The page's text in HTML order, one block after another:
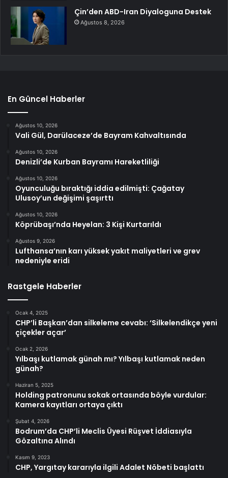
Çin’den ABD-Iran Diyaloguna Destek
Ağustos 8, 2026
En Güncel Haberler
Ağustos 10, 2026
Vali Gül, Darülaceze’de Bayram Kahvaltısında
Ağustos 10, 2026
Denizli’de Kurban Bayramı Hareketliliği
Ağustos 10, 2026
Oyunculuğu bıraktığı iddia edilmişti: Çağatay
Ulusoy’un değişimi şaşırttı
Ağustos 10, 2026
Köprübaşı’nda Heyelan: 3 Kişi Kurtarıldı
Ağustos 9, 2026
Lufthansa’nın karı yüksek yakıt maliyetleri ve grev
nedeniyle eridi
Rastgele Haberler
Ocak 4, 2025
CHP’li Başkan’dan silkeleme cevabı: ‘Silkelendikçe yeni
çiçekler açar’
Ocak 2, 2026
Yılbaşı kutlamak günah mı? Yılbaşı kutlamak neden
günah?
Haziran 5, 2025
Holding patronunu sokak ortasında böyle vurdular:
Kamera kayıtları ortaya çıktı
Şubat 4, 2026
Bodrum’da CHP’li Meclis Üyesi Rüşvet İddiasıyla
Gözaltına Alındı
Kasım 9, 2023
CHP, Yargıtay kararıyla ilgili Adalet Nöbeti başlattı